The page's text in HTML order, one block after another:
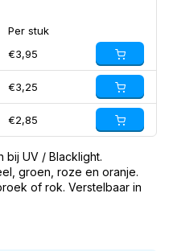
Per stuk
€3,95
€3,25
€2,85
UV / Blacklight.
groen, roze en oranje.
of rok. Verstelbaar in